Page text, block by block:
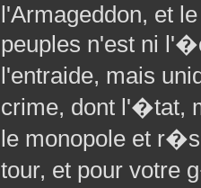
l'Armageddon, et
peuples n'est ni
l'entraide, mais
crime, dont l'�tat,
le monopole et
tour, et pour votre